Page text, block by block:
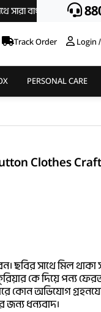
হোম ডেলিভারী
Track Order Login
PERSONAL CARE
Clothes
ছবির সাথে মিল
কে দিয়ে পন্য
অভিযোগ
জন্য ধন্যবাদ।